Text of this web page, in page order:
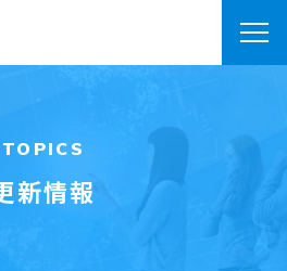
TOPICS
新情報